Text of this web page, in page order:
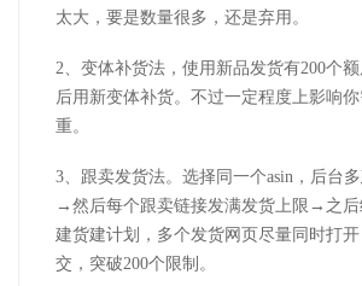
太大，要是数量很多，还是弃用。
2、变体补货法，使用新品发货有200个
后用新变体补货。不过一定程度上影响
重。
3、跟卖发货法。选择同一个asin，后台
→然后每个跟卖链接发满发货上限→之后
建货建计划，多个发货网页尽量同时打
交，突破200个限制。